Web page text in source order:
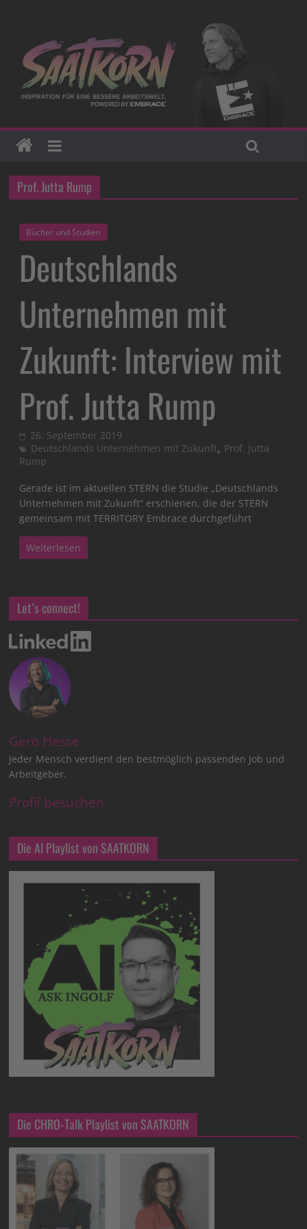
Prof. Jutta Rump
Bücher und Studien
Deutschlands
Unternehmen mit
Zukunft: Interview mit
Prof. Jutta Rump
26. September 2019
Deutschlands Unternehmen mit Zukunft, Prof. Jutta
Rump
Gerade ist im aktuellen STERN die Studie „Deutschlands
Unternehmen mit Zukunft“ erschienen, die der STERN
gemeinsam mit TERRITORY Embrace durchgeführt
Weiterlesen
Let’s connect!
Gero Hesse
Jeder Mensch verdient den bestmöglich passenden Job und
Arbeitgeber.
Profil besuchen
Die AI Playlist von SAATKORN
Die CHRO-Talk Playlist von SAATKORN